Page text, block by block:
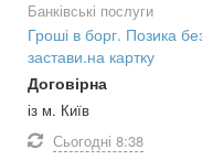
Банківські послуги
Гроші в борг. Позика
застави.на картку
Договірна
із м. Київ
Сьогодні 8:38